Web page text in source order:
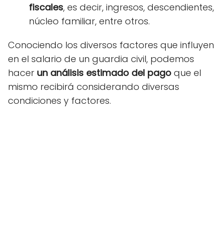
fiscales, es decir, ingresos, descendientes,
núcleo familiar, entre otros.
Conociendo los diversos factores que influyen
en el salario de un guardia civil, podemos
hacer un análisis estimado del pago que el
mismo recibirá considerando diversas
condiciones y factores.